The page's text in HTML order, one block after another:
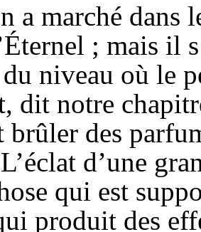
a marché dans
; mais il
du niveau où le
dit notre
des
d’une
qui est
produit des